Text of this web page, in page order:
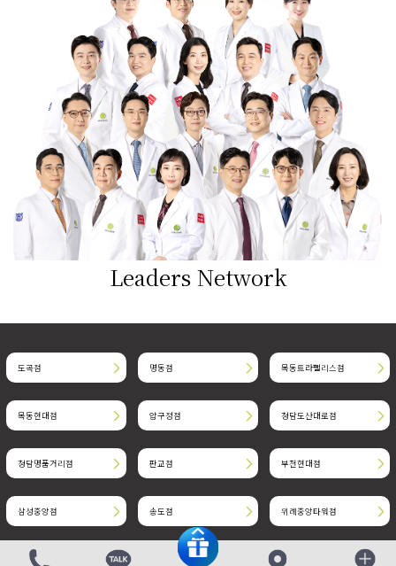
Leaders Network
도곡점 명동점 목동트라팰리스점
목동현대점 압구정점 청담도산대로점
청담명품거리점 판교점 부천현대점
삼성중앙점 송도점 위례중앙타워점